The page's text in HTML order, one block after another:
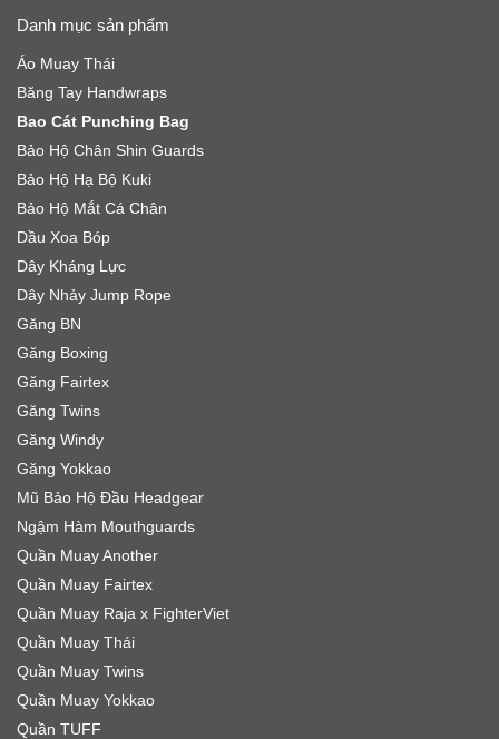
Danh mục sản phẩm
Áo Muay Thái
Băng Tay Handwraps
Bao Cát Punching Bag
Bảo Hộ Chân Shin Guards
Bảo Hộ Hạ Bộ Kuki
Bảo Hộ Mắt Cá Chân
Dầu Xoa Bóp
Dây Kháng Lực
Dây Nhảy Jump Rope
Găng BN
Găng Boxing
Găng Fairtex
Găng Twins
Găng Windy
Găng Yokkao
Mũ Bảo Hộ Đầu Headgear
Ngậm Hàm Mouthguards
Quần Muay Another
Quần Muay Fairtex
Quần Muay Raja x FighterViet
Quần Muay Thái
Quần Muay Twins
Quần Muay Yokkao
Quần TUFF